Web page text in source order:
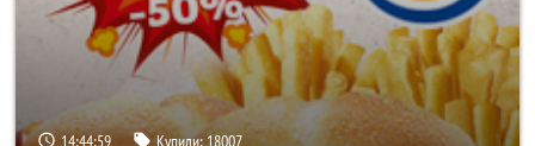
14:44:56 Купили:18007